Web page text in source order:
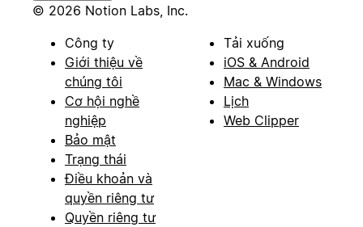
© 2026 Notion Labs, Inc.
Công ty
Giới thiệu về
chúng tôi
Cơ hội nghề
nghiệp
Bảo mật
Trạng thái
Điều khoản và
quyền riêng tư
Quyền riêng tư
Tải xuống
iOS & Android
Mac & Windows
Lịch
Web Clipper